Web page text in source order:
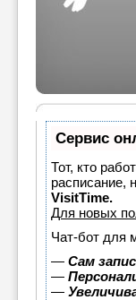
Сервис
Тот, кто
расписание,
VisitTime.
Для новых
Чат-бот для
— Сам
—
—